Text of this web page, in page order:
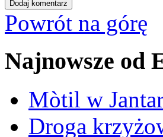
Powrót na górę
Najnowsze od
Mòtil w
Droga